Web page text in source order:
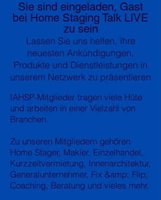
Sie sind eingeladen, Gast
bei Home Staging Talk LIVE
zu sein
Lassen Sie uns helfen, Ihre
neuesten Ankündigungen,
Produkte und Dienstleistungen in
unserem Netzwerk zu präsentieren
IAHSP-Mitglieder tragen viele Hüte
und arbeiten in einer Vielzahl von
Branchen.
Zu unseren Mitgliedern gehören
Home Stager, Makler, Einzelhandel,
Kurzzeitvermietung, Innenarchitektur,
Generalunternehmer, Fix &amp; Flip,
Coaching, Beratung und vieles mehr.